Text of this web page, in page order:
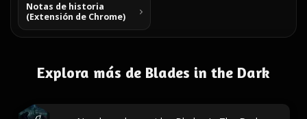
Notas de historia
(Extensión de Chrome)
Explora más de Blades in the Dark